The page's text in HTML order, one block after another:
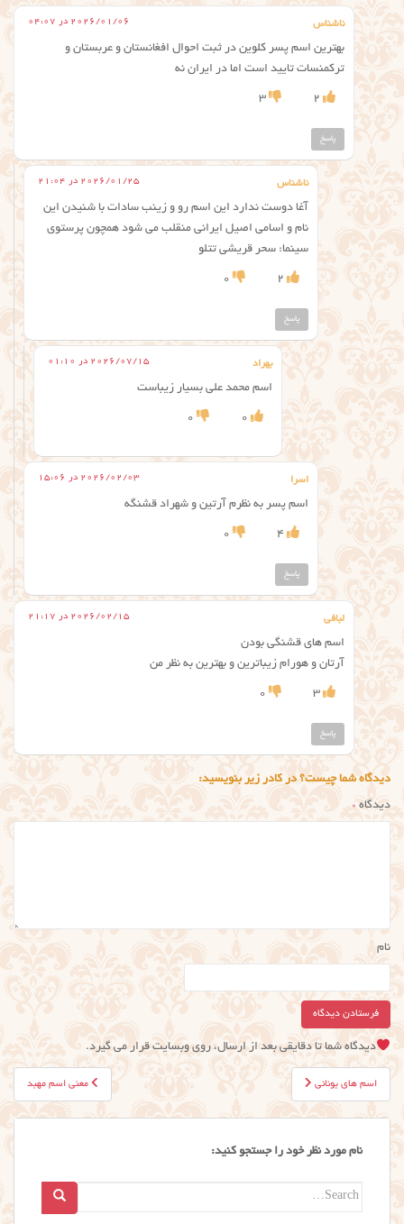
ناشناس 2026/01/06 در 04:07
بهترین اسم پسر کلوین در ثبت احوال افغانستان و عربستان و
ترکمنسات تایید است اما در ایران نه
2
3
پاسخ
ناشناس 2026/01/25 در 21:04
آغا دوست ندارد این اسم رو و زینب سادات با شنیدن این
نام و اسامی اصیل ایرانی منقلب می شود همچون پرستوی
سینما: سحر قریشی تتلو
2
0
پاسخ
بهراد 2026/07/15 در 01:10
اسم محمد علی بسیار زیباست
0
0
اسرا 2026/02/03 در 15:06
اسم پسر به نظرم آرتین و شهراد قشنگه
4
0
پاسخ
لبافی 2026/02/15 در 21:17
اسم های قشنگی بودن
آرتان و هورام زیباترین و بهترین به نظر من
3
0
پاسخ
دیدگاه شما چیست؟ در کادر زیر بنویسید:
دیدگاه*
نام
دیدگاه شما تا دقایقی بعد از ارسال، روی وبسایت قرار می گیرد.
راهبری
نوشته
معنی اسم مهبد اسم های یونانی
نام مورد نظر خود را جستجو کنید:
Search